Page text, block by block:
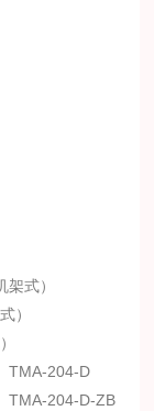
式）
）
204-D
204-D-ZB